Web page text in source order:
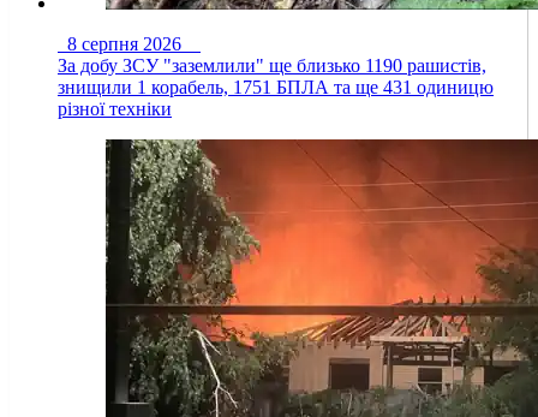
8 серпня 2026
За добу ЗСУ "заземлили" ще близько 1190 рашистів,
знищили 1 корабель, 1751 БПЛА та ще 431 одиницю
різної техніки